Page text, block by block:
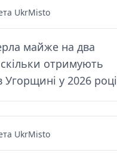
UkrMisto
майже на два
скільки отримують
Угорщині у 2026 році
UkrMisto